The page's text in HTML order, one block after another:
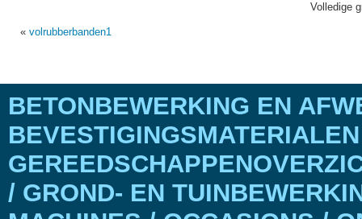
Volledige
« volrubberbanden1
BETONBEWERKING EN
/ GROND- EN